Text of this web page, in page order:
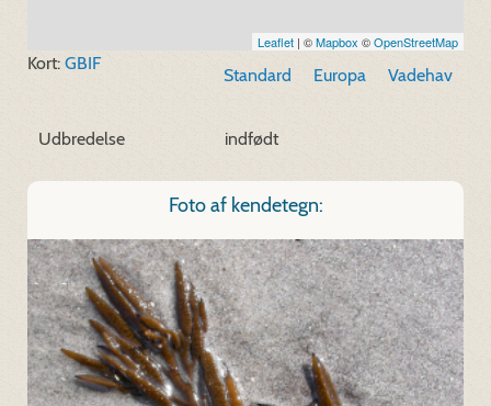
Leaflet | ©Mapbox ©OpenStreetMap
Standard Europa Vadehav
Kort: GBIF
Udbredelse indfødt
Foto af kendetegn: